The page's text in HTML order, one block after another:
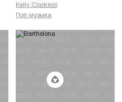
Kelly Clarkson
Поп музыка